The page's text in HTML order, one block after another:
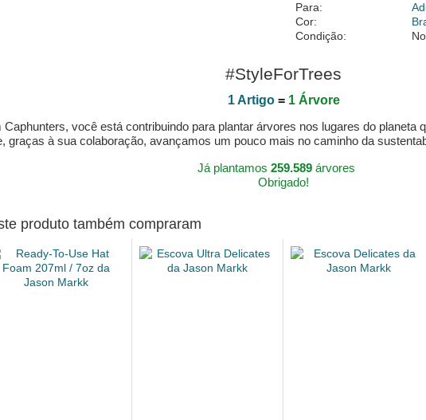
Para:
Cor:
Condição:
#StyleForTrees
1 Artigo= 1 Árvore
você está contribuindo para plantar árvores nos lugares do
graças à sua colaboração, avançamos um pouco mais no caminho da
Já plantamos 259.589árvores
Obrigado!
produto também compraram